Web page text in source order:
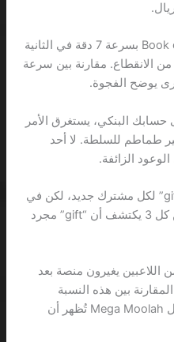
العب ألعاب السلوت مثل Book of Dead بسرعة 7 دقة في الثانية
الخادم بعد 30 ثانية من الانقطاع. مقارنة بين سرعة
يوضح الفجوة.
البنكي، يستغرق الأمر
طماطم للسلطة. لا أحد
الزائفة.
إحدى الحملات التسويقية تقول “gift” لكل مشترك جديد، لكن في
الواقع لا يُعطى شيء مجانية. 1 من كل 3 يكتشف أن “gift” مجرد
الداخلية تكشف أن 68% من اللاعبين يغيرون منصة بعد
بين هذه النسبة
وأسلوب لعب اللاعبين في slot مثل Mega Moolah تُظهر أن